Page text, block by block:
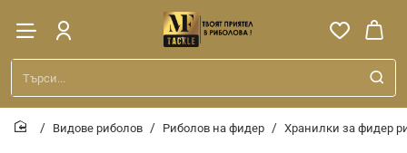
Търси...
Видове риболов Риболов на фидер Хранилки за фидер